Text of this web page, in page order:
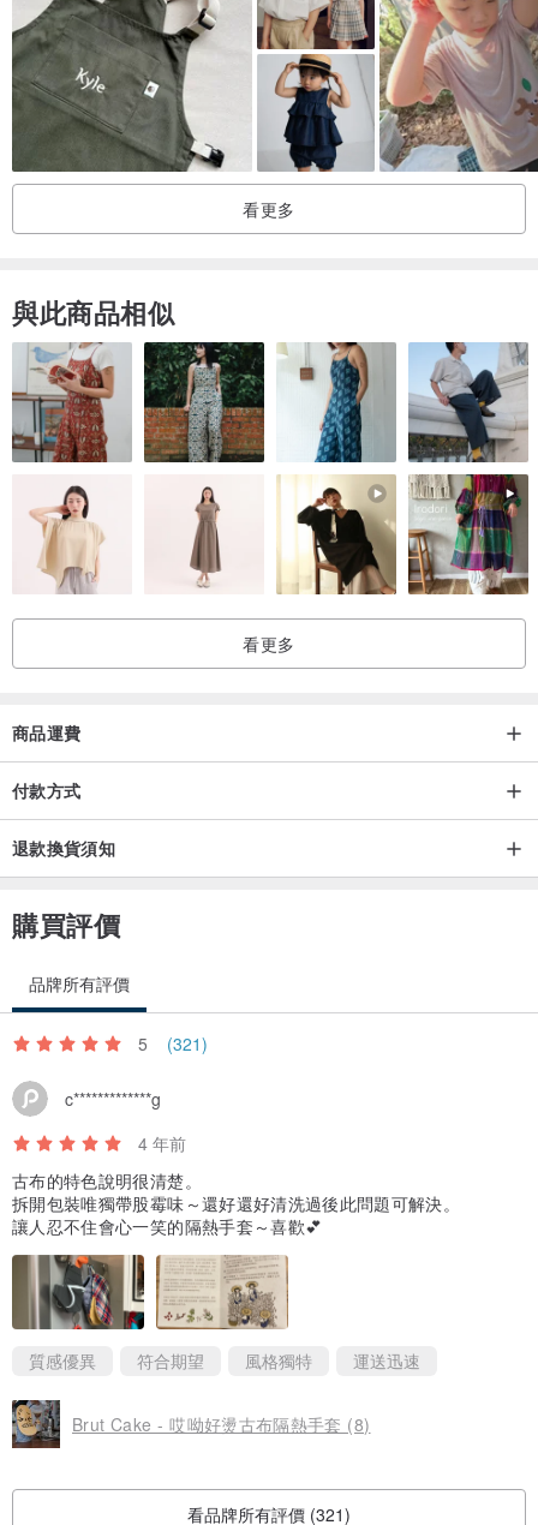
腰部帆布口袋 : : 長 20 公分 x 寬 13 公分
頸帶長度 : 單邊約 47 公分 ( 有三孔可調整長度 )
腰帶長度 : 單邊約 65 公分
[ 功能 ]
以耐用又有型的帆布為主布料，綴以純手工紡織古布，耐磨耐洗。
正前方設計帆布的口袋，可放小工具或玩具
頸帶設計有三孔可調整長度
腰帶在身後可直接繫上，或者可以再往前綁，方便固定，圍裙不易脫
明亮的配色、簡單的款式設計，穿在身上超可愛，男孩、女孩都適
合，也能當童裝搭配哦！
帆布材質耐髒、耐磨、耐洗，適合小朋友畫畫等手作活動時穿著。
做親子料理時搭配 Brut Cake 的成人版水洗帆布圍裙超搭的 !
www.pinkoi.com/product/9Sk4c5kS?cat...
www.pinkoi.com/product/Kx8PyMD2?cat...
水洗帆布顧名思義就是先將染色好的帆布先經過一道水洗程序，讓布
面顏色略為淡化，變得更樸實耐看。
兒童圍裙上綴以中國江南地區的土布，也就是手工老古布，布齡至少
二十年，每一匹都是古董布料。早年人們採集天然棉花，經過 72 道
繁複的工續，純手工的紡織，造就出老土布才會有的堅韌耐用與質樸
的美感。Brut Cake 僅生產少數商品；堅持最簡單實用的設計，讓土
美麗。
看更多
與此商品相似
看更多
商品運費
付款方式
退款換貨須知
購買評價
品牌所有評價
5 (321)
c*************g
4 年前
古布的特色說明很清楚。
拆開包裝唯獨帶股霉味～還好還好清洗過後此問題可解決。
讓人忍不住會心一笑的隔熱手套～喜歡💕
質感優異 符合期望 風格獨特 運送迅速
Brut Cake - 哎呦好燙古布隔熱手套 (8)
看品牌所有評價 (321)